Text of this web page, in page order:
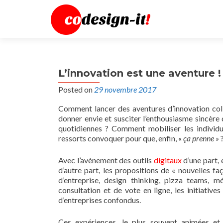
L’innovation est une aventure !
Posted on 29 novembre 2017
Comment lancer des aventures d’innovation
donner envie et susciter l’enthousiasme
quotidiennes ? Comment mobiliser les
ressorts convoquer pour que, enfin, « ça prenne »
Avec l’avènement des outils digitauxd’une part,
d’autre part, les propositions de « nouvelles
d’entreprise, design thinking, pizza teams,
consultation et de vote en ligne, les
d’entreprises confondus.